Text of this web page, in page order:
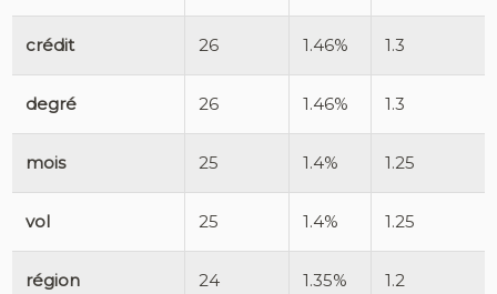
crédit 26 1.46% 1.3
degré 26 1.46% 1.3
mois 25 1.4% 1.25
vol 25 1.4% 1.25
région 24 1.35% 1.2